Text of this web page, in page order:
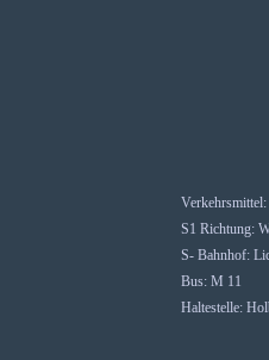
Verkehrsmittel:
S1 Richtung:
S- Bahnhof:
Bus: M 11
Haltestelle: